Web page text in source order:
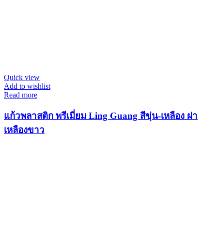
Quick view
Add to wishlist
Read more
แก้วพลาสติก พรีเมี่ยม Ling Guang สีขุ่น-เหลือง ฝา
เหลืองขาว